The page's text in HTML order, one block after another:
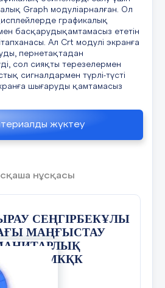
2. Парашюттің ашылуы
еркін құлау кезі.
4.Қонғаннан кейін
қай позициясында
күш әсер етеді?
Graph модуліарналған. Ол
графикалық
басқарудықамтамасыз ететін
Ал Crt модулі экранға
пернетақтадан
сол сияқты терезелермен
сигналдармен түрлі-түсті
шығаруды қамтамасыз
жүктеу
нұсқасы
СЕҢГІРБЕКҰЛЫ
МАҢҒЫСТАУ